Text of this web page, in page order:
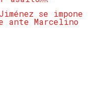
se impone
ante Marcelino